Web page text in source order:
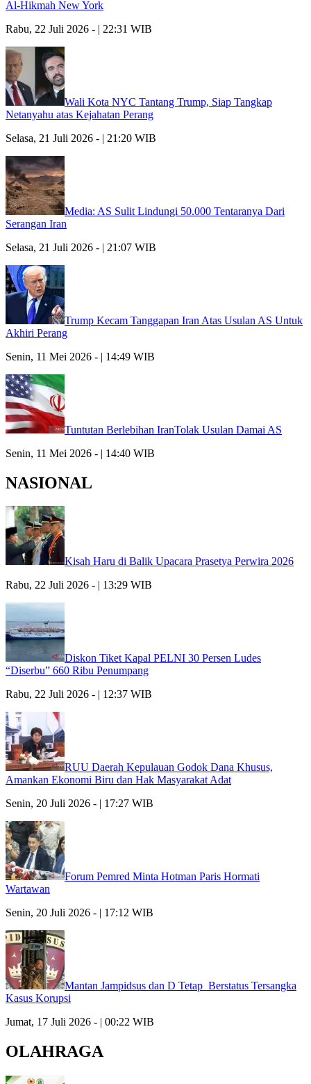
Al-Hikmah New York
Rabu, 22 Juli 2026 - | 22:31 WIB
Wali Kota NYC Tantang Trump, Siap Tangkap
Netanyahu atas Kejahatan Perang
Selasa, 21 Juli 2026 - | 21:20 WIB
Media: AS Sulit Lindungi 50.000 Tentaranya Dari
Serangan Iran
Selasa, 21 Juli 2026 - | 21:07 WIB
Trump Kecam Tanggapan Iran Atas Usulan AS Untuk
Akhiri Perang
Senin, 11 Mei 2026 - | 14:49 WIB
Tuntutan Berlebihan IranTolak Usulan Damai AS
Senin, 11 Mei 2026 - | 14:40 WIB
NASIONAL
Kisah Haru di Balik Upacara Prasetya Perwira 2026
Rabu, 22 Juli 2026 - | 13:29 WIB
Diskon Tiket Kapal PELNI 30 Persen Ludes
“Diserbu” 660 Ribu Penumpang
Rabu, 22 Juli 2026 - | 12:37 WIB
RUU Daerah Kepulauan Godok Dana Khusus,
Amankan Ekonomi Biru dan Hak Masyarakat Adat
Senin, 20 Juli 2026 - | 17:27 WIB
Forum Pemred Minta Hotman Paris Hormati
Wartawan
Senin, 20 Juli 2026 - | 17:12 WIB
Mantan Jampidsus dan D Tetap Berstatus Tersangka
Kasus Korupsi
Jumat, 17 Juli 2026 - | 00:22 WIB
OLAHRAGA